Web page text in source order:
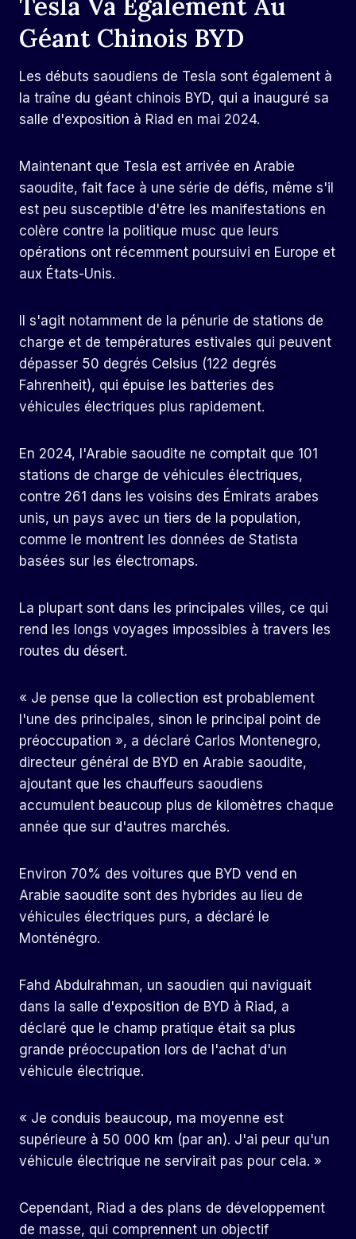
Géant Chinois BYD
Les débuts saoudiens de Tesla sont également à
la traîne du géant chinois BYD, qui a inauguré sa
salle d'exposition à Riad en mai 2024.
Maintenant que Tesla est arrivée en Arabie
saoudite, fait face à une série de défis, même s'il
est peu susceptible d'être les manifestations en
colère contre la politique musc que leurs
opérations ont récemment poursuivi en Europe et
aux États-Unis.
Il s'agit notamment de la pénurie de stations de
charge et de températures estivales qui peuvent
dépasser 50 degrés Celsius (122 degrés
Fahrenheit), qui épuise les batteries des
véhicules électriques plus rapidement.
En 2024, l'Arabie saoudite ne comptait que 101
stations de charge de véhicules électriques,
contre 261 dans les voisins des Émirats arabes
unis, un pays avec un tiers de la population,
comme le montrent les données de Statista
basées sur les électromaps.
La plupart sont dans les principales villes, ce qui
rend les longs voyages impossibles à travers les
routes du désert.
« Je pense que la collection est probablement
l'une des principales, sinon le principal point de
préoccupation », a déclaré Carlos Montenegro,
directeur général de BYD en Arabie saoudite,
ajoutant que les chauffeurs saoudiens
accumulent beaucoup plus de kilomètres chaque
année que sur d'autres marchés.
Environ 70% des voitures que BYD vend en
Arabie saoudite sont des hybrides au lieu de
véhicules électriques purs, a déclaré le
Monténégro.
Fahd Abdulrahman, un saoudien qui naviguait
dans la salle d'exposition de BYD à Riad, a
déclaré que le champ pratique était sa plus
grande préoccupation lors de l'achat d'un
véhicule électrique.
« Je conduis beaucoup, ma moyenne est
supérieure à 50 000 km (par an). J'ai peur qu'un
véhicule électrique ne servirait pas pour cela. »
Cependant, Riad a des plans de développement
de masse, qui comprennent un objectif